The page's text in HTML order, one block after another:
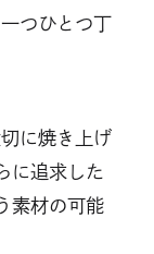
つひとつ丁
に焼き上げ
に追求した
素材の可能